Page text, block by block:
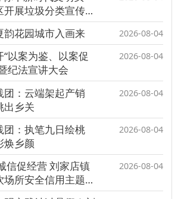
展垃圾分类宣传活
区建设
韵花园城市入画来 2026-08-04
以案为鉴、以案促
纪法宣讲大会
2026-08-04
团：云端架起产销
出乡关
2026-08-04
团：执笔九日绘桃
焕乡颜
2026-08-04
信促经营 刘家店镇
所安全信用主题宣
2026-08-04